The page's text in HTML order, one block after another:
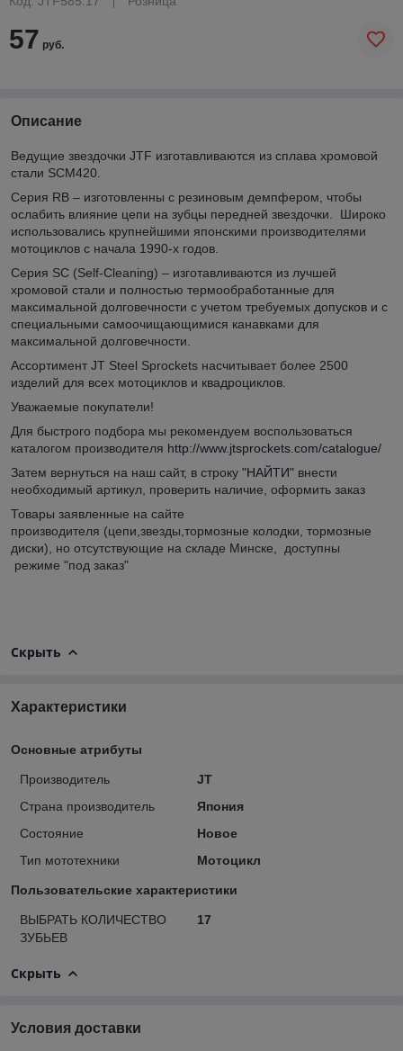
57 руб.
Описание
Ведущие звездочки JTF изготавливаются из сплава хромовой
стали SCM420.
Серия RB – изготовленны с резиновым демпфером, чтобы
ослабить влияние цепи на зубцы передней звездочки. Широко
использовались крупнейшими японскими производителями
мотоциклов с начала 1990-х годов.
Серия SC (Self-Cleaning) – изготавливаются из лучшей
хромовой стали и полностью термообработанные для
максимальной долговечности с учетом требуемых допусков и с
специальными самоочищающимися канавками для
максимальной долговечности.
Ассортимент JT Steel Sprockets насчитывает более 2500
изделий для всех мотоциклов и квадроциклов.
Уважаемые покупатели!
Для быстрого подбора мы рекомендуем воспользоваться
каталогом производителя http://www.jtsprockets.com/catalogue/
Затем вернуться на наш сайт, в строку "НАЙТИ" внести
необходимый артикул, проверить наличие, оформить заказ
Товары заявленные на сайте
производителя (цепи,звезды,тормозные колодки, тормозные
диски), но отсутствующие на складе Минске, доступны
режиме "под заказ"
Скрыть
Характеристики
Основные атрибуты
Производитель
JT
Страна производитель
Япония
Состояние
Новое
Тип мототехники
Мотоцикл
Пользовательские характеристики
ВЫБРАТЬ КОЛИЧЕСТВО
ЗУБЬЕВ
17
Скрыть
Условия доставки